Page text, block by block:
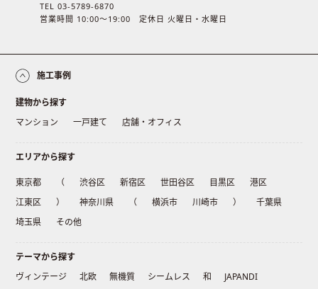
TEL 03-5789-6870
営業時間 10:00〜19:00 定休日 火曜日・水曜日
施工事例
建物から探す
マンション
一戸建て 店舗・オフィス
エリアから探す
東京都 （ 渋谷区 新宿区 世田谷区 目黒区
港区
江東区
） 神奈川県 （ 横浜市 川崎市 ）
千葉県
埼玉県
その他
テーマから探す
ヴィンテージ
北欧 無機質 シームレス 和
JAPANDI